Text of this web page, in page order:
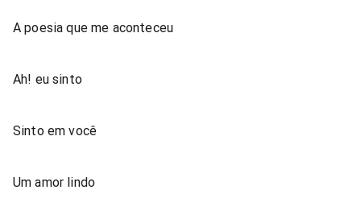
A poesia que me aconteceu
Ah! eu sinto
Sinto em você
Um amor lindo